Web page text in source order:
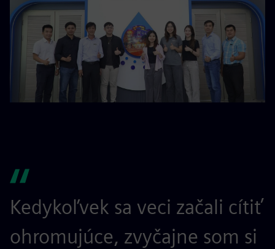
Kedykoľvek sa veci začali cítiť
ohromujúce, zvyčajne som si